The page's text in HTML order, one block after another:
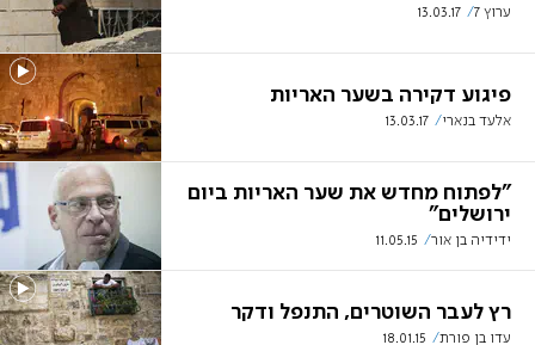
ערוץ 7 13.03.17
פיגוע דקירה בשער האריות
אלעד בנארי 13.03.17
"לפתוח מחדש את שער האריות ביום
ירושלים"
ידידיה בן אור 11.05.15
רץ לעבר השוטרים, התנפל ודקר
עדו בן פורת 18.01.15